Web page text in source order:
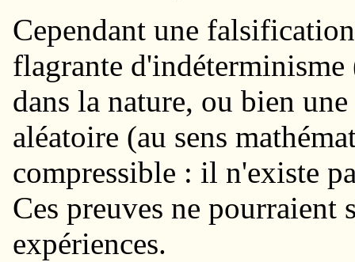
Cependant une
flagrante
dans la nature, ou bien
aléatoire (au sens
compressible : il n'existe
Ces preuves ne pourraient
expériences.